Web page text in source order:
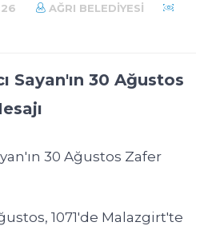
AĞRI BELEDIYESI
Sayan'ın 30 Ağustos
30 Ağustos Zafer
1071'de Malazgirt'te